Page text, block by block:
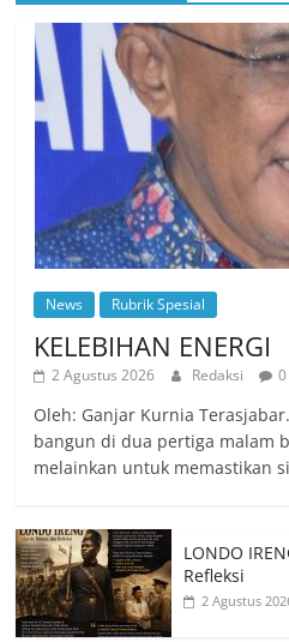
News Rubrik Spesial
KELEBIHAN ENERGI
2 Agustus 2026 Redaksi 0
Oleh: Ganjar Kurnia
bangun di dua pertiga malam
melainkan untuk memastikan
LONDO
Refleksi
2 Agustus